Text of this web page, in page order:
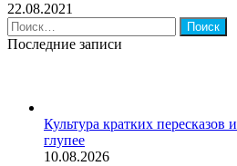
22.08.2021
Найти:
Последние записи
Культура кратких пересказов
глупее
10.08.2026